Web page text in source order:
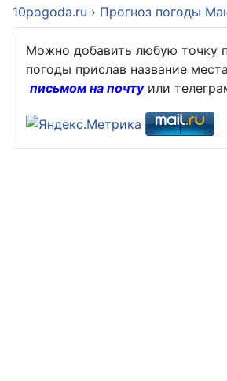
10pogoda.ru › Прогноз погоды
Можно добавить любую точку
погоды прислав название
письмом на почтуили